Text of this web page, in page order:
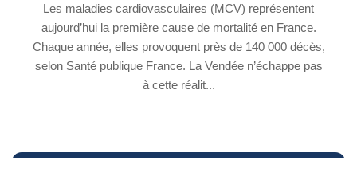
Les maladies cardiovasculaires (MCV) représentent
aujourd’hui la première cause de mortalité en France.
Chaque année, elles provoquent près de 140 000 décès,
selon Santé publique France. La Vendée n’échappe pas
à cette réalit...